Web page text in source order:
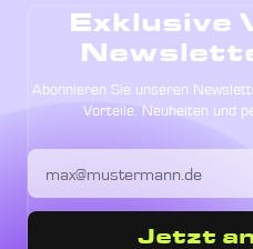
Exklusive
Abonnieren Sie unseren
Vorteile, Neuheiten und
Jetzt